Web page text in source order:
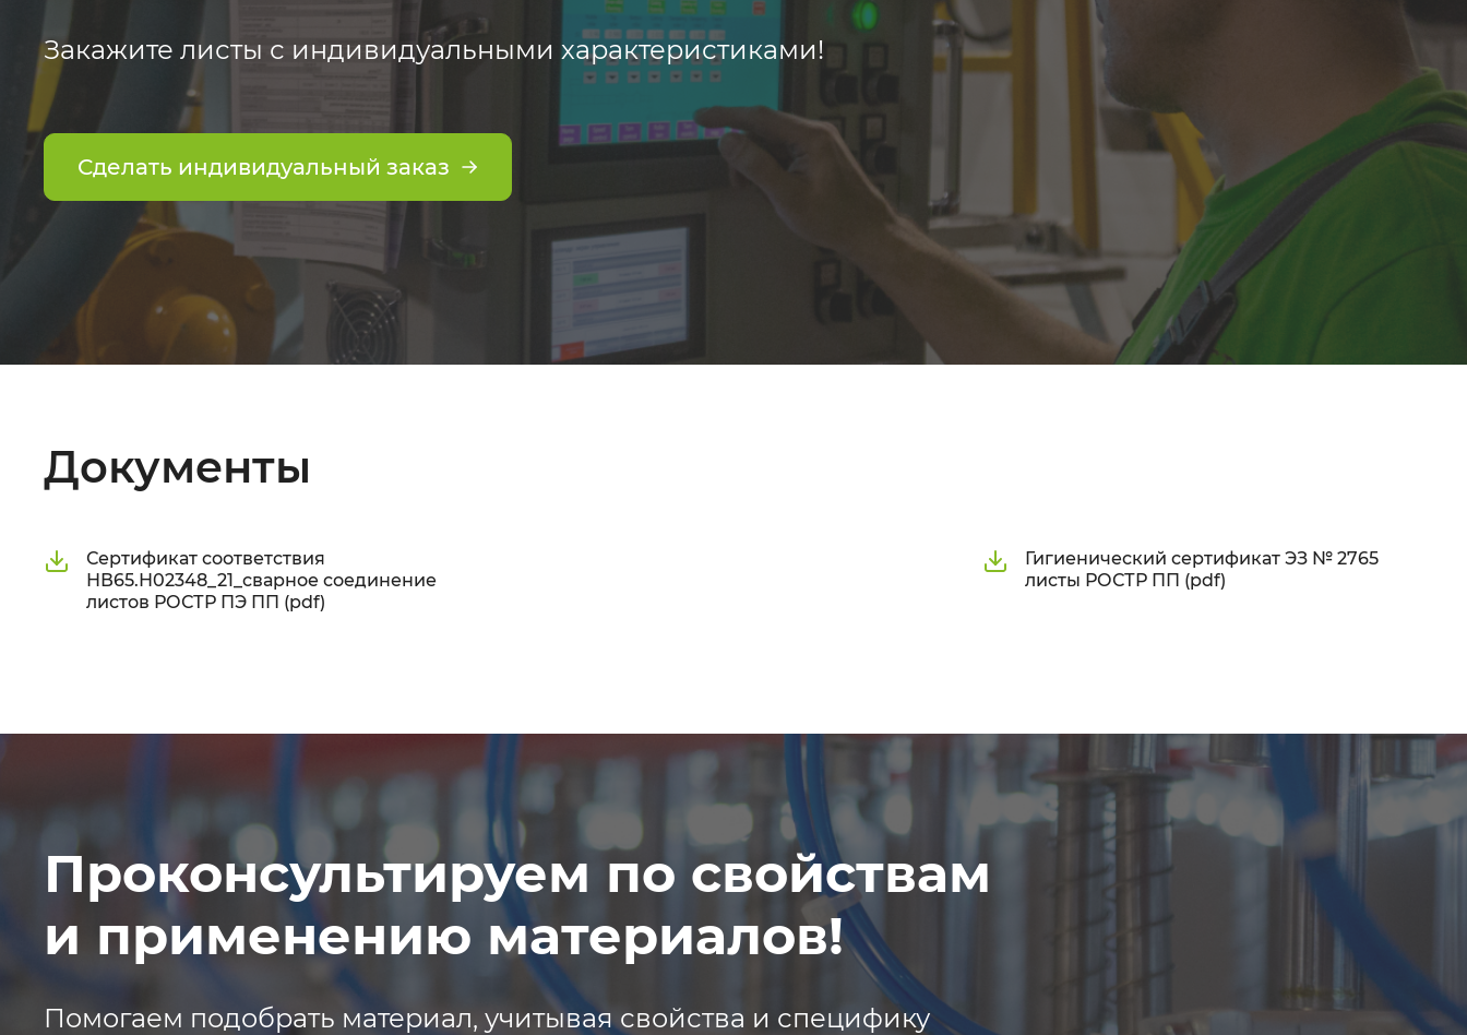
Закажите листы с индивидуальными характеристиками!
Сделать индивидуальный заказ
Документы
Сертификат соответствия
НВ65.Н02348_21_сварное соединение
листов РОСТР ПЭ ПП (pdf)
Гигиенический сертификат ЭЗ № 2765
листы РОСТР ПП (pdf)
Проконсультируем по свойствам
и применению материалов!
Помогаем подобрать материал, учитывая свойства и специфику